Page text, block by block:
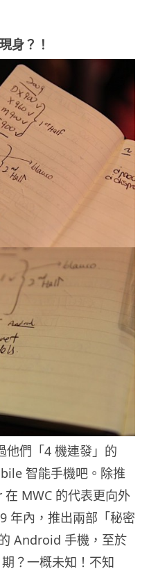
身？！
他們「4 機連發」的
智能手機吧。除推
MWC 的代表更向外
年內，推出兩部「秘密
Android 手機，至於
？一概未知！不知